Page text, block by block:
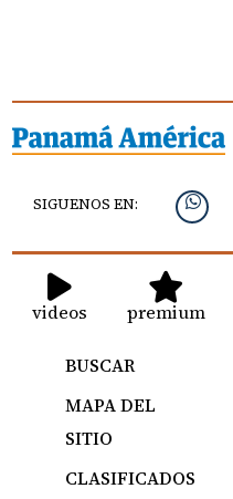
SIGUENOS EN:
videos premium
BUSCAR
MAPA DEL
SITIO
CLASIFICADOS